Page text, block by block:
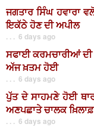
ਜਗਤਾਰ ਸਿੰਘ ਹਵਾਰਾ
ਇਕੱਠੇ ਹੋਣ ਦੀ ਅਪੀਲ
. . . 6 days ago
ਸਫਾਈ ਕਰਮਚਾਰੀਆਂ
ਅੱਜ ਖ਼ਤਮ ਹੋਈ
. . . 6 days ago
ਪੁੱਤ ਦੇ ਸਾਹਮਣੇ ਹੋਈ
ਅਣਪਛਾਤੇ ਚਾਲਕ
. . . 6 days ago